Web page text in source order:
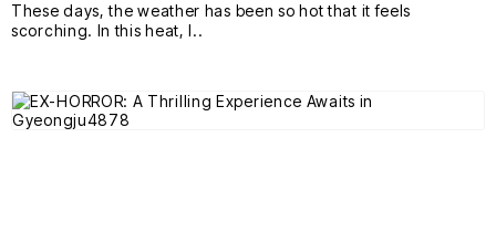
These days, the weather has been so hot that it feels
scorching. In this heat, I..